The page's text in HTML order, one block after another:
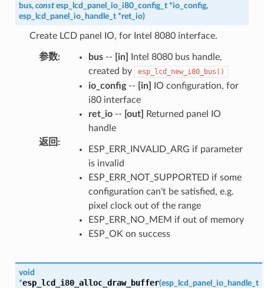
bus, const esp_lcd_panel_io_i80_config_t *io_config,
esp_lcd_panel_io_handle_t *ret_io)
Create LCD panel IO, for Intel 8080 interface.
参数: bus-- [in]
Intel 8080 bus handle,
created by
esp_lcd_new_i80_bus()
io_config-- [in]
IO configuration, for
i80 interface
ret_io-- [out]
Returned panel IO
handle
返回 :
ESP_ERR_INVALID_ARG if parameter
is invalid
ESP_ERR_NOT_SUPPORTED if some
configuration can't be satisfied, e.g.
pixel clock out of the range
ESP_ERR_NO_MEM if out of memory
ESP_OK on success
void
*esp_lcd_i80_alloc_draw_buffer(esp_lcd_panel_io_handle_t